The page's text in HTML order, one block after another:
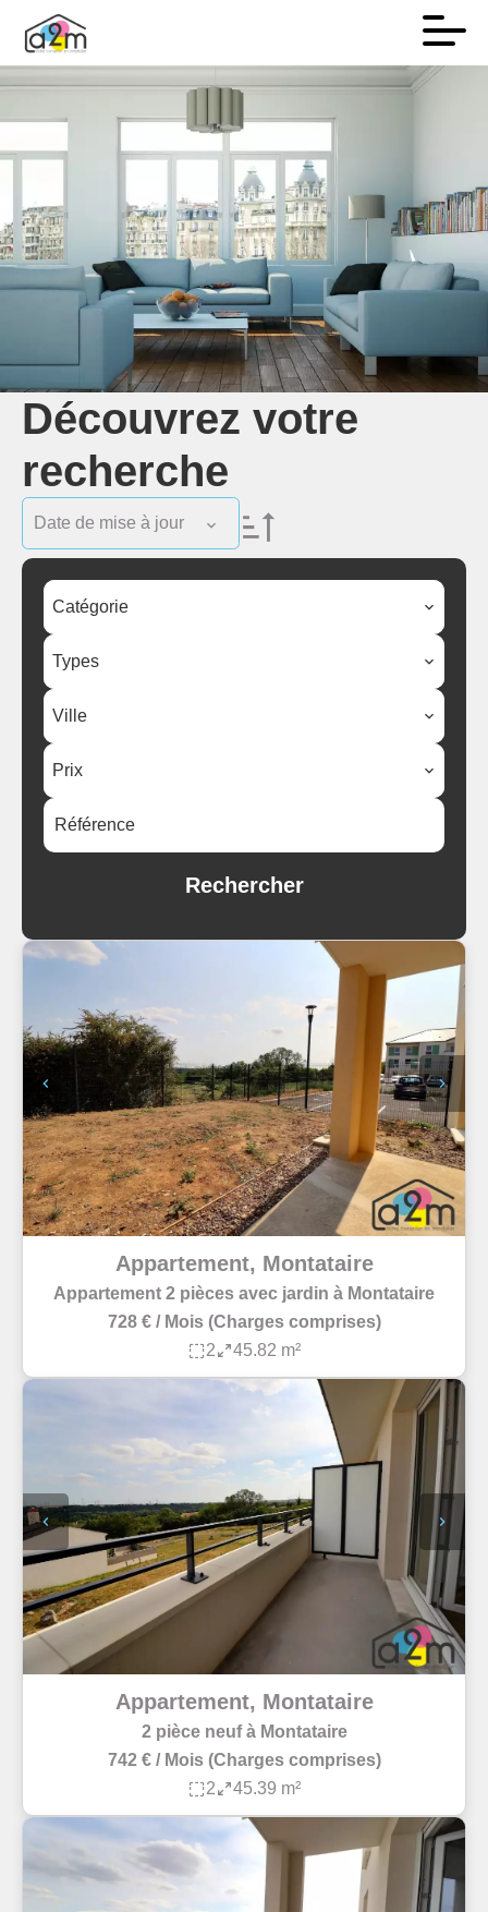
Découvrez votre
recherche
Date de mise à jour
Appartement, Montataire
Appartement 2 pièces avec jardin à Montataire
728 € / Mois (Charges comprises)
2
45.82 m²
Appartement, Montataire
2 pièce neuf à Montataire
742 € / Mois (Charges comprises)
2
45.39 m²
Catégorie
Types
Ville
Prix
Rechercher